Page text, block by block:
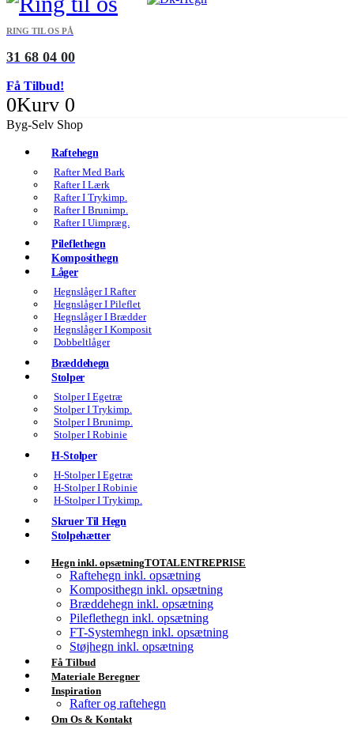
RING TIL OS PÅ
31 68 04 00
Få Tilbud!
0Kurv 0
Byg-Selv Shop
Raftehegn
Rafter Med Bark
Rafter I Lærk
Rafter I Trykimp.
Rafter I Brunimp.
Rafter I Uimpræg.
Pileflethegn
Komposithegn
Låger
Hegnslåger I Rafter
Hegnslåger I Pileflet
Hegnslåger I Brædder
Hegnslåger I Komposit
Dobbeltlåger
Bræddehegn
Stolper
Stolper I Egetræ
Stolper I Trykimp.
Stolper I Brunimp.
Stolper I Robinie
H-Stolper
H-Stolper I Egetræ
H-Stolper I Robinie
H-Stolper I Trykimp.
Skruer Til Hegn
Stolpehætter
Hegn inkl. opsætningTOTALENTREPRISE
Raftehegn inkl. opsætning
Komposithegn inkl. opsætning
Bræddehegn inkl. opsætning
Pileflethegn inkl. opsætning
FT-Systemhegn inkl. opsætning
Støjhegn inkl. opsætning
Få Tilbud
Materiale Beregner
Inspiration
Rafter og raftehegn
Om Os & Kontakt